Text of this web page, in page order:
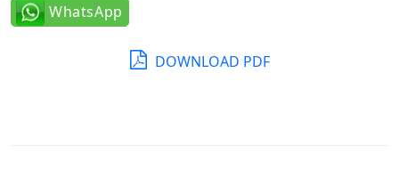
WhatsApp
DOWNLOAD PDF